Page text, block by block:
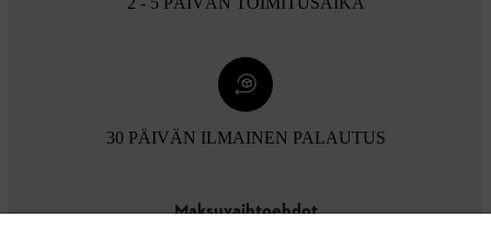
30 PÄIVÄN ILMAINEN PALAUTUS
Maksuvaihtoehdot